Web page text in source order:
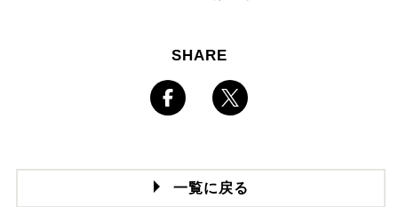
SHARE
一覧に戻る